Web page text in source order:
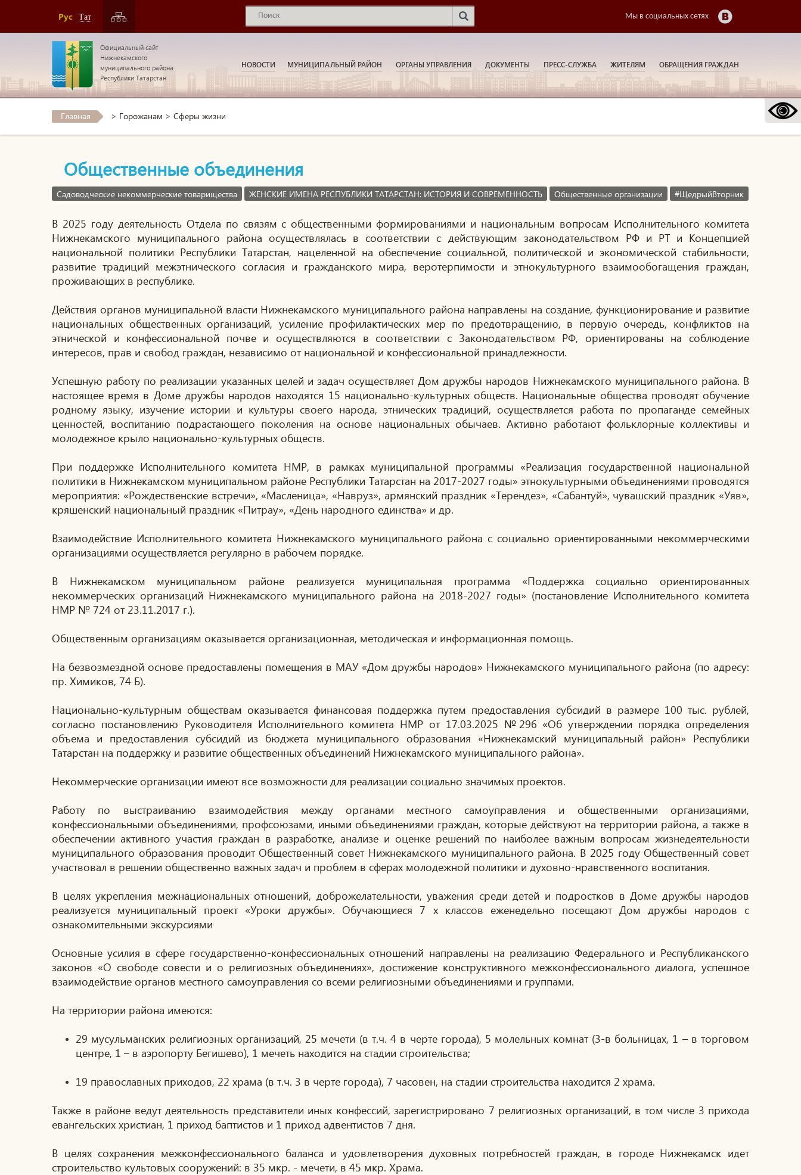
Рус Тат Мы в социальных сетях
Официальный сайт
Нижнекамского
муниципального района
Республики Татарстан
НОВОСТИ МУНИЦИПАЛЬНЫЙ РАЙОН ОРГАНЫ УПРАВЛЕНИЯ ДОКУМЕНТЫ ПРЕСС-СЛУЖБА ЖИТЕЛЯМ ОБРАЩЕНИЯ ГРАЖДАН
Главная > Горожанам > Сферы жизни
Общественные объединения
Садоводческие некоммерческие товарищества ЖЕНСКИЕ ИМЕНА РЕСПУБЛИКИ ТАТАРСТАН: ИСТОРИЯ И СОВРЕМЕННОСТЬ Общественные организации #ЩедрыйВторник
В 2025 году деятельность Отдела по связям с общественными формированиями и национальным вопросам Исполнительного комитета
Нижнекамского муниципального района осуществлялась в соответствии с действующим законодательством РФ и РТ и Концепцией
национальной политики Республики Татарстан, нацеленной на обеспечение социальной, политической и экономической стабильности,
развитие традиций межэтнического согласия и гражданского мира, веротерпимости и этнокультурного взаимообогащения граждан,
проживающих в республике.
Действия органов муниципальной власти Нижнекамского муниципального района направлены на создание, функционирование и развитие
национальных общественных организаций, усиление профилактических мер по предотвращению, в первую очередь, конфликтов на
этнической и конфессиональной почве и осуществляются в соответствии с Законодательством РФ, ориентированы на соблюдение
интересов, прав и свобод граждан, независимо от национальной и конфессиональной принадлежности.
Успешную работу по реализации указанных целей и задач осуществляет Дом дружбы народов Нижнекамского муниципального района. В
настоящее время в Доме дружбы народов находятся 15 национально-культурных обществ. Национальные общества проводят обучение
родному языку, изучение истории и культуры своего народа, этнических традиций, осуществляется работа по пропаганде семейных
ценностей, воспитанию подрастающего поколения на основе национальных обычаев. Активно работают фольклорные коллективы и
молодежное крыло национально-культурных обществ.
При поддержке Исполнительного комитета НМР, в рамках муниципальной программы «Реализация государственной национальной
политики в Нижнекамском муниципальном районе Республики Татарстан на 2017-2027 годы» этнокультурными объединениями проводятся
мероприятия: «Рождественские встречи», «Масленица», «Навруз», армянский праздник «Терендез», «Сабантуй», чувашский праздник «Уяв»,
кряшенский национальный праздник «Питрау», «День народного единства» и др.
Взаимодействие Исполнительного комитета Нижнекамского муниципального района с социально ориентированными некоммерческими
организациями осуществляется регулярно в рабочем порядке.
В Нижнекамском муниципальном районе реализуется муниципальная программа «Поддержка социально ориентированных
некоммерческих организаций Нижнекамского муниципального района на 2018-2027 годы» (постановление Исполнительного комитета
НМР № 724 от 23.11.2017 г.).
Общественным организациям оказывается организационная, методическая и информационная помощь.
На безвозмездной основе предоставлены помещения в МАУ «Дом дружбы народов» Нижнекамского муниципального района (по адресу:
пр. Химиков, 74 Б).
Национально-культурным обществам оказывается финансовая поддержка путем предоставления субсидий в размере 100 тыс. рублей,
согласно постановлению Руководителя Исполнительного комитета НМР от 17.03.2025 №296 «Об утверждении порядка определения
объема и предоставления субсидий из бюджета муниципального образования «Нижнекамский муниципальный район» Республики
Татарстан на поддержку и развитие общественных объединений Нижнекамского муниципального района».
Некоммерческие организации имеют все возможности для реализации социально значимых проектов.
Работу по выстраиванию взаимодействия между органами местного самоуправления и общественными организациями,
конфессиональными объединениями, профсоюзами, иными объединениями граждан, которые действуют на территории района, а также в
обеспечении активного участия граждан в разработке, анализе и оценке решений по наиболее важным вопросам жизнедеятельности
муниципального образования проводит Общественный совет Нижнекамского муниципального района. В 2025 году Общественный совет
участвовал в решении общественно важных задач и проблем в сферах молодежной политики и духовно-нравственного воспитания.
В целях укрепления межнациональных отношений, доброжелательности, уважения среди детей и подростков в Доме дружбы народов
реализуется муниципальный проект «Уроки дружбы». Обучающиеся 7 х классов еженедельно посещают Дом дружбы народов с
ознакомительными экскурсиями
Основные усилия в сфере государственно-конфессиональных отношений направлены на реализацию Федерального и Республиканского
законов «О свободе совести и о религиозных объединениях», достижение конструктивного межконфессионального диалога, успешное
взаимодействие органов местного самоуправления со всеми религиозными объединениями и группами.
На территории района имеются:
29 мусульманских религиозных организаций, 25 мечети (в т.ч. 4 в черте города), 5 молельных комнат (3-в больницах, 1 – в торговом
центре, 1 – в аэропорту Бегишево), 1 мечеть находится на стадии строительства;
19 православных приходов, 22 храма (в т.ч. 3 в черте города), 7 часовен, на стадии строительства находится 2 храма.
Также в районе ведут деятельность представители иных конфессий, зарегистрировано 7 религиозных организаций, в том числе 3 прихода
евангельских христиан, 1 приход баптистов и 1 приход адвентистов 7 дня.
В целях сохранения межконфессионального баланса и удовлетворения духовных потребностей граждан, в городе Нижнекамск идет
строительство культовых сооружений: в 35 мкр. - мечети, в 45 мкр. Храма.